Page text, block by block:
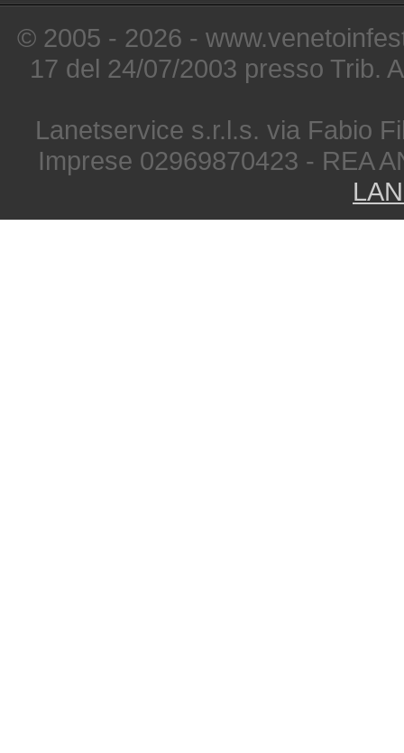
© 2005 - 2026 -
17 del 24/07/2003 presso Trib.
Lanetservice s.r.l.s. via Fabio
Imprese 02969870423 - REA